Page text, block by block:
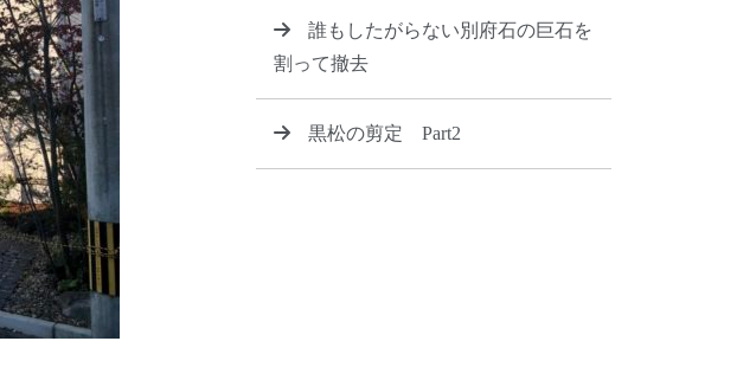
誰もしたがらない別府石の巨石を
割って撤去
黒松の剪定 Part2